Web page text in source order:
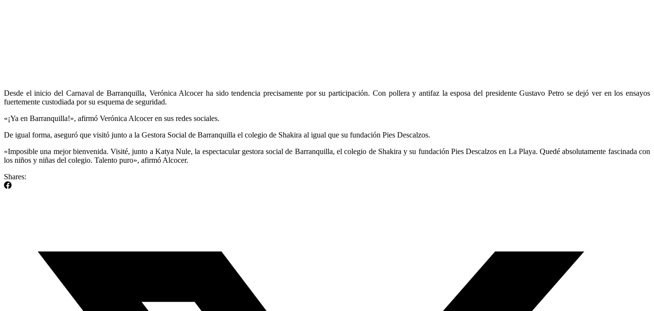
Desde el inicio del Carnaval de Barranquilla, Verónica Alcocer ha sido tendencia precisamente por su participación. Con pollera y antifaz la esposa del presidente Gustavo Petro se dejó ver en los ensayos
fuertemente custodiada por su esquema de seguridad.
«¡Ya en Barranquilla!», afirmó Verónica Alcocer en sus redes sociales.
De igual forma, aseguró que visitó junto a la Gestora Social de Barranquilla el colegio de Shakira al igual que su fundación Pies Descalzos.
«Imposible una mejor bienvenida. Visité, junto a Katya Nule, la espectacular gestora social de Barranquilla, el colegio de Shakira y su fundación Pies Descalzos en La Playa. Quedé absolutamente fascinada con
los niños y niñas del colegio. Talento puro», afirmó Alcocer.
Shares: